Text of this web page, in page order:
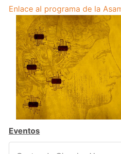
Enlace al programa de la
Eventos